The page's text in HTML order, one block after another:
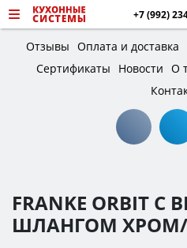
+7 (992)
Отзывы Оплата и доставка
Сертификаты
Новости О
FRANKE ORBIT
ШЛАНГОМ